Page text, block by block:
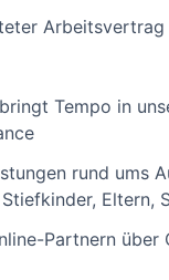
Arbeitsvertrag
Tempo in
rund ums
Eltern,
Partnern über